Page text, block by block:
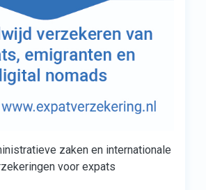
zaken en internationale
voor expats